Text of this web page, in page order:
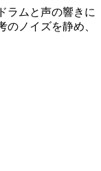
ラムと声の響きに
のノイズを静め、